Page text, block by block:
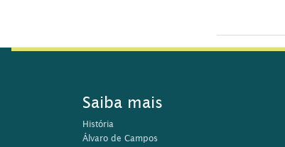
Saiba mais
História
Álvaro de Campos